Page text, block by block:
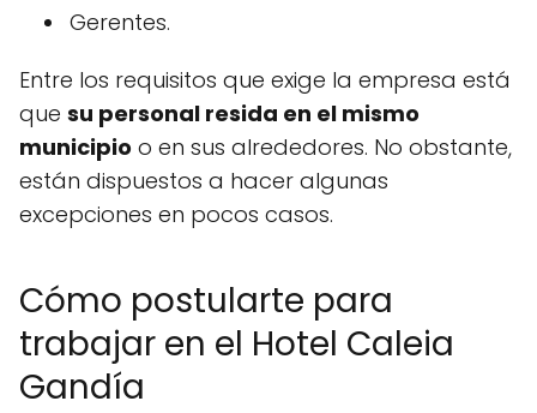
Gerentes.
Entre los requisitos que exige la empresa está
que su personal resida en el mismo
municipio o en sus alrededores. No obstante,
están dispuestos a hacer algunas
excepciones en pocos casos.
Cómo postularte para
trabajar en el Hotel Caleia
Gandía